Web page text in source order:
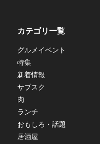
カテゴリ一覧
グルメイベント
特集
新着情報
サブスク
肉
ランチ
おもしろ・話題
居酒屋